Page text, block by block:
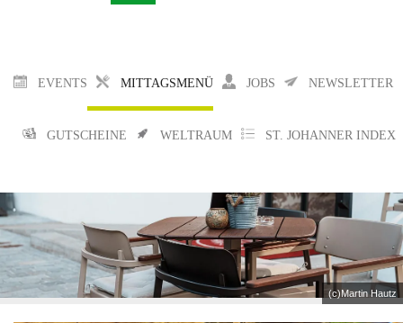
EVENTS MITTAGSMENÜ JOBS NEWSLETTER
GUTSCHEINE WELTRAUM ST. JOHANNER INDEX
(c)Martin Hautz